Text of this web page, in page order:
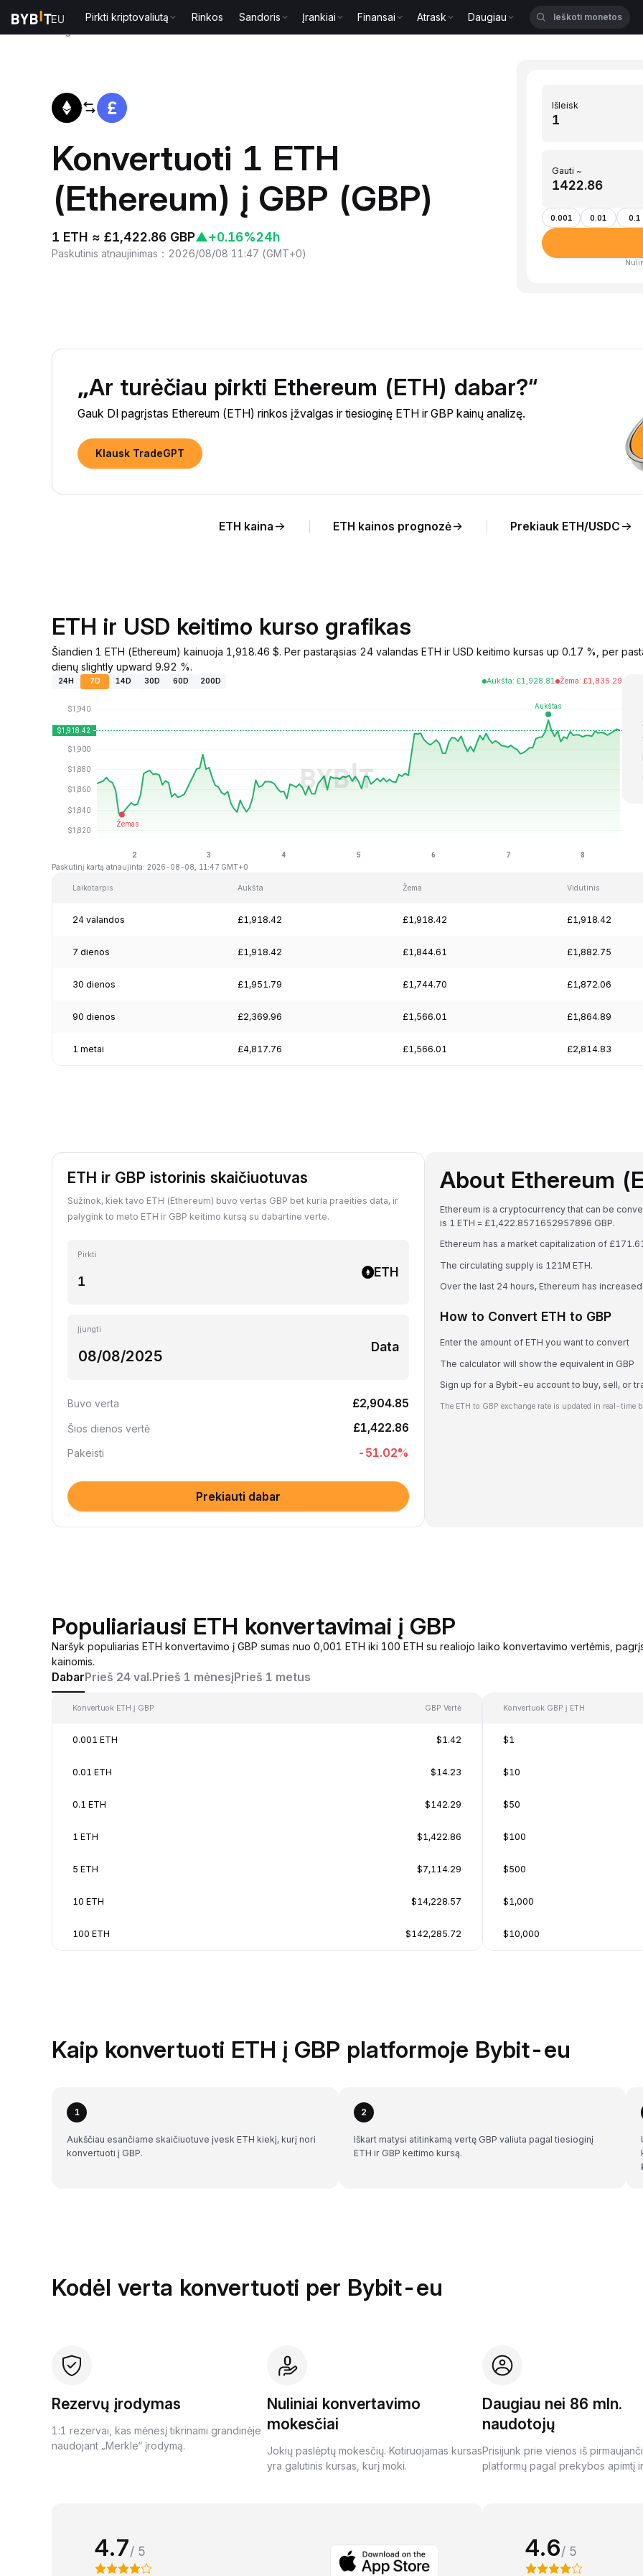
Pirkti kriptovaliutą Rinkos Sandoris Įrankiai Finansai Atrask Daugiau
Konvertuoti 1 ETH
(Ethereum) į GBP (GBP)
1 ETH ≈ £1,422.86 GBP▲+0.16%24h
Paskutinis atnaujinimas ： 2026/08/08 11:47 (GMT+0)
Išleisk
Gauti ~
0.001 0.01 0.1
„Ar turėčiau pirkti Ethereum (ETH) dabar?“
Gauk DI pagrįstas Ethereum (ETH) rinkos įžvalgas ir tiesioginę ETH ir GBP kainų analizę.
Klausk TradeGPT
ETH kaina ETH kainos prognozė Prekiauk ETH/USDC
ETH ir USD keitimo kurso grafikas
Šiandien 1 ETH (Ethereum) kainuoja 1,918.46 $. Per pastarąsias 24 valandas ETH ir USD keitimo kursas up 0.17 %, per
dienų slightly upward 9.92 %.
24H 7D 14D 30D 60D 200D Aukšta: £1,928.81 Žema: £1,835.29
Paskutinį kartą atnaujinta: 2026-08-08, 11:47 GMT+0
Laikotarpis Aukšta Žema Vidutinis
24 valandos £1,918.42 £1,918.42 £1,918.42
7 dienos £1,918.42 £1,844.61 £1,882.75
30 dienos £1,951.79 £1,744.70 £1,872.06
90 dienos £2,369.96 £1,566.01 £1,864.89
1 metai £4,817.76 £1,566.01 £2,814.83
ETH ir GBP istorinis skaičiuotuvas
Sužinok, kiek tavo ETH (Ethereum) buvo vertas GBP bet kuria praeities data, ir
palygink to meto ETH ir GBP keitimo kursą su dabartine verte.
Pirkti
ETH
Įjungti
Data
Buvo verta £2,904.85
Šios dienos vertė £1,422.86
Pakeisti -51.02%
Prekiauti dabar
About Ethereum
Ethereum is a cryptocurrency that can be
is 1 ETH = £1,422.8571652957896 GBP.
Ethereum has a market capitalization of
The circulating supply is 121M ETH.
Over the last 24 hours, Ethereum has
How to Convert ETH to GBP
Enter the amount of ETH you want to convert
The calculator will show the equivalent in GBP
Sign up for a Bybit-eu account to buy, sell, or
The ETH to GBP exchange rate is updated in real-time
Populiariausi ETH konvertavimai į GBP
Naršyk populiarias ETH konvertavimo į GBP sumas nuo 0,001 ETH iki 100 ETH su realiojo laiko konvertavimo vertėmis,
kainomis.
DabarPrieš 24 val.Prieš 1 mėnesįPrieš 1 metus
Konvertuok ETH į GBP GBP Vertė
0.001 ETH $1.42
0.01 ETH $14.23
0.1 ETH $142.29
1 ETH $1,422.86
5 ETH $7,114.29
10 ETH $14,228.57
100 ETH $142,285.72
Konvertuok GBP į ETH
$1
$10
$50
$100
$500
$1,000
$10,000
Kaip konvertuoti ETH į GBP platformoje Bybit-eu
1
Aukščiau esančiame skaičiuotuve įvesk ETH kiekį, kurį nori
konvertuoti į GBP.
2
Iškart matysi atitinkamą vertę GBP valiuta pagal tiesioginį
ETH ir GBP keitimo kursą.
Kodėl verta konvertuoti per Bybit-eu
Rezervų įrodymas
1:1 rezervai, kas mėnesį tikrinami grandinėje
naudojant „Merkle“ įrodymą.
Nuliniai konvertavimo
mokesčiai
Jokių paslėptų mokesčių. Kotiruojamas kursas
yra galutinis kursas, kurį moki.
Daugiau nei 86 mln.
naudotojų
Prisijunk prie vienos iš
platformų pagal prekybos apimtį
4.7/ 5 4.6/ 5